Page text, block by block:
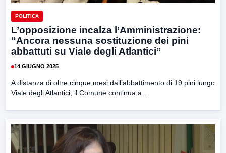
POLITICA
L’opposizione incalza l’Amministrazione:
“Ancora nessuna sostituzione dei pini
abbattuti su Viale degli Atlantici”
14 GIUGNO 2025
A distanza di oltre cinque mesi dall’abbattimento di 19 pini lungo
Viale degli Atlantici, il Comune continua a...